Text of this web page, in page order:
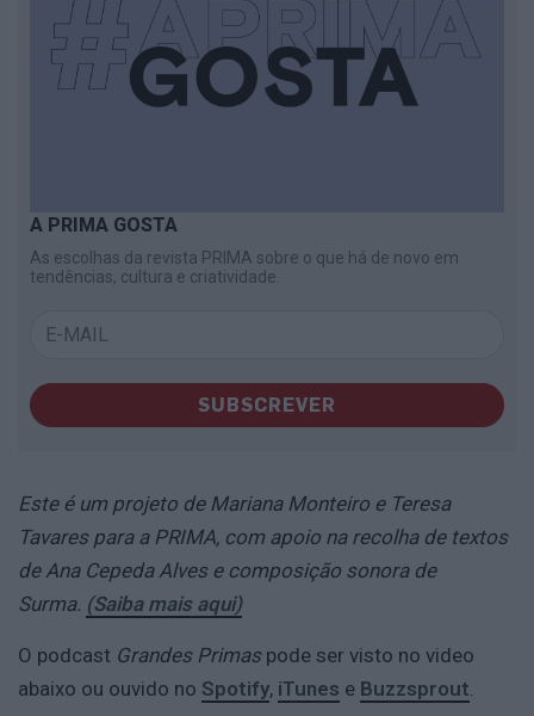
A PRIMA GOSTA
As escolhas da revista PRIMA sobre o que há de novo em
tendências, cultura e criatividade.
SUBSCREVER
Este é um projeto de Mariana Monteiro e Teresa
Tavares para a PRIMA, com apoio na recolha de textos
de Ana Cepeda Alves e composição sonora de
Surma. (Saiba mais aqui)
O podcast Grandes Primaspode ser visto no video
abaixo ou ouvido no Spotify, iTunes e Buzzsprout